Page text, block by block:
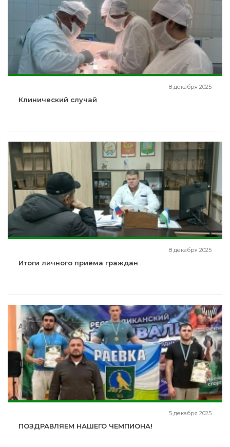
8 декабря 2025
Клинический случай
8 декабря 2025
Итоги личного приёма граждан
5 декабря 2025
ПОЗДРАВЛЯЕМ НАШЕГО ЧЕМПИОНА!